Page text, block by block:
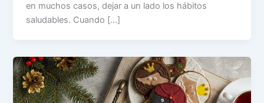
en muchos casos, dejar a un lado los hábitos
saludables. Cuando […]